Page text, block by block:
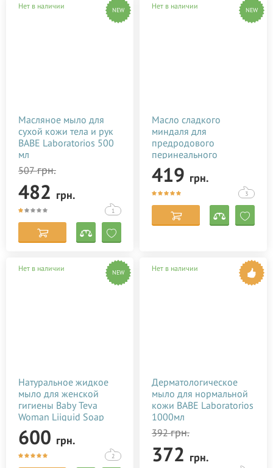
Нет в наличии NEW
Масляное мыло для
сухой кожи тела и рук
BABE Laboratorios 500
мл
507грн.
482 грн.
1
Нет в наличии NEW
Масло сладкого
миндаля для
предродового
перинеального
массажа (100 мл)
419 грн.
3
Нет в наличии NEW
Натуральное жидкое
мыло для женской
гигиены Baby Teva
Woman Liiquid Soap
250 мл
600 грн.
2
Нет в наличии
Дерматологическое
мыло для нормальной
кожи BABE Laboratorios
1000мл
392грн.
372 грн.